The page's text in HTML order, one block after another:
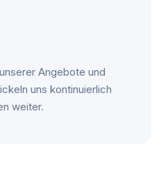
Angebote und
uns kontinuierlich
weiter.